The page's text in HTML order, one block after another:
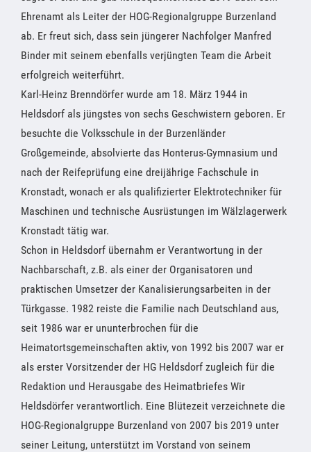
Ehrenamt als Leiter der HOG-Regionalgruppe Burzenland
ab. Er freut sich, dass sein jüngerer Nachfolger Manfred
Binder mit seinem ebenfalls verjüngten Team die Arbeit
erfolgreich weiterführt.
Karl-Heinz Brenndörfer wurde am 18. März 1944 in
Heldsdorf als jüngstes von sechs Geschwistern geboren. Er
besuchte die Volksschule in der Burzenländer
Großgemeinde, absolvierte das Honterus-Gymnasium und
nach der Reifeprüfung eine dreijährige Fachschule in
Kronstadt, wonach er als qualifizierter Elektrotechniker für
Maschinen und technische Ausrüstungen im Wälzlagerwerk
Kronstadt tätig war.
Schon in Heldsdorf übernahm er Verantwortung in der
Nachbarschaft, z.B. als einer der Organisatoren und
praktischen Umsetzer der Kanalisierungsarbeiten in der
Türkgasse. 1982 reiste die Familie nach Deutschland aus,
seit 1986 war er ununterbrochen für die
Heimatortsgemeinschaften aktiv, von 1992 bis 2007 war er
als erster Vorsitzender der HG Heldsdorf zugleich für die
Redaktion und Herausgabe des Heimatbriefes Wir
Heldsdörfer verantwortlich. Eine Blütezeit verzeichnete die
HOG-Regionalgruppe Burzenland von 2007 bis 2019 unter
seiner Leitung, unterstützt im Vorstand von seinem